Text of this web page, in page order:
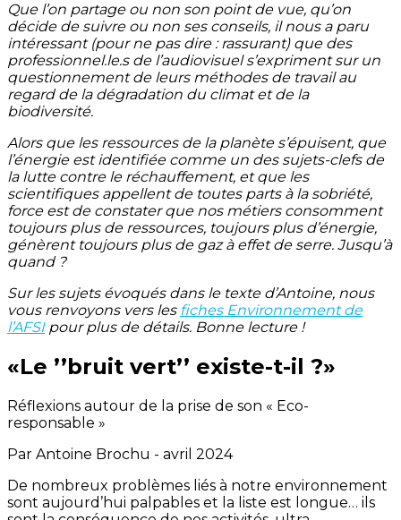
Que l’on partage ou non son point de vue, qu’on
décide de suivre ou non ses conseils, il nous a paru
intéressant (pour ne pas dire : rassurant) que des
professionnel.le.s de l’audiovisuel s’expriment sur un
questionnement de leurs méthodes de travail au
regard de la dégradation du climat et de la
biodiversité.
Alors que les ressources de la planète s’épuisent, que
l’énergie est identifiée comme un des sujets-clefs de
la lutte contre le réchauffement, et que les
scientifiques appellent de toutes parts à la sobriété,
force est de constater que nos métiers consomment
toujours plus de ressources, toujours plus d’énergie,
génèrent toujours plus de gaz à effet de serre. Jusqu’à
quand ?
Sur les sujets évoqués dans le texte d’Antoine, nous
vous renvoyons vers les fiches Environnement de
l’AFSIpour plus de détails. Bonne lecture !
«Le ’’bruit vert’’ existe-t-il ?»
Réflexions autour de la prise de son « Eco-
responsable »
Par Antoine Brochu - avril 2024
De nombreux problèmes liés à notre environnement
sont aujourd’hui palpables et la liste est longue… ils